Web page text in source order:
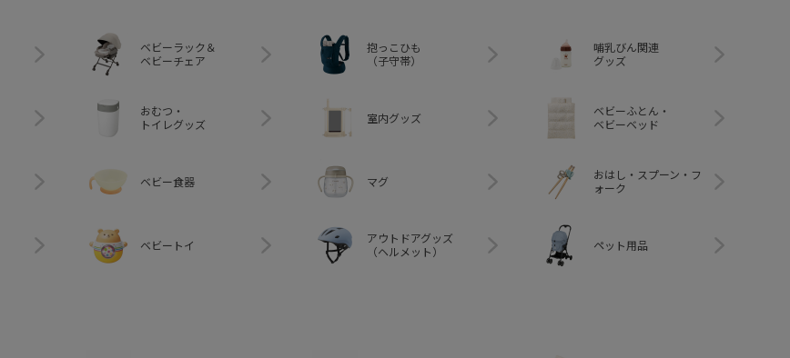
ベビーラック＆
ベビーチェア
抱っこひも
（子守帯）
哺乳びん関連
グッズ
おむつ・
トイレグッズ
室内グッズ
ベビーふとん・
ベビーベッド
ベビー食器 マグ
おはし・スプーン・フ
ォーク
ベビートイ
アウトドアグッズ
（ヘルメット）
ペット用品